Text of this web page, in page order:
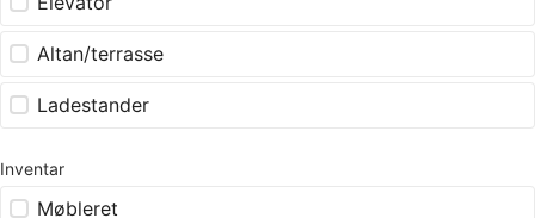
Altan/terrasse
Ladestander
Inventar
Møbleret